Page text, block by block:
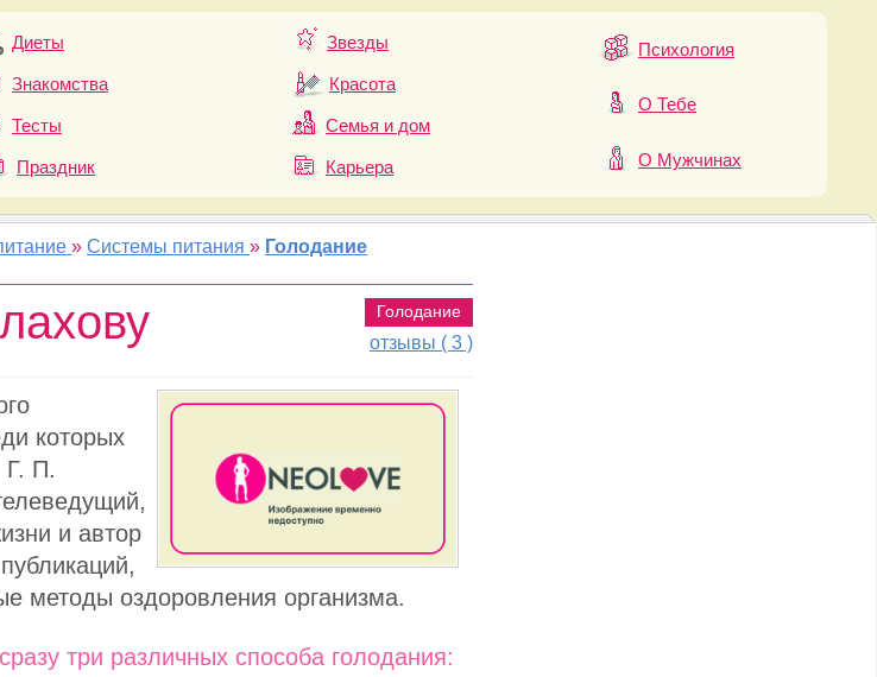
Диеты
Знакомства
Тесты
Праздник
Звезды
Красота
Семья и дом
Карьера
Психология
О Тебе
О Мужчинах
»Системы питания » Голодание
Голодание
отзывы ( 3 )
которых
Г. П.
и автор
методы оздоровления организма.
три различных способа голодания: